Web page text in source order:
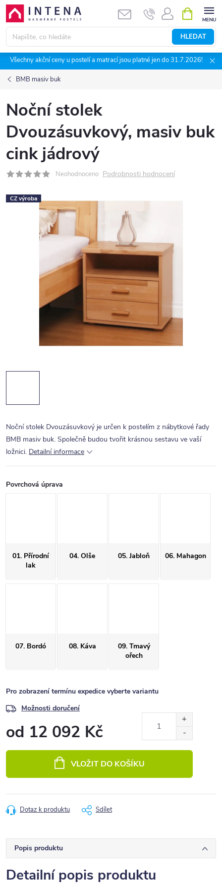
Přejít
obsah
HLEDAT
NÁKUPNÍ
KOŠÍK
Všechny akční ceny u postelí a matrací jsou platné jen do 31.7.2026!
BMB masiv buk
Noční stolek
Dvouzásuvkový, masiv buk
cink jádrový
Neohodnoceno Podrobnosti hodnocení
CZ výroba
Noční stolek Dvouzásuvkový je určen k postelím z nábytkové řady
BMB masiv buk. Společně budou tvořit krásnou sestavu ve vaší
ložnici. Detailní informace
Povrchová úprava
01. Přírodní
lak
04. Olše 05. Jabloň 06. Mahagon
07. Bordó 08. Káva
09. Tmavý
ořech
Pro zobrazení termínu expedice vyberte variantu
Možnosti doručení
od 12 092 Kč
VLOŽIT DO KOŠÍKU
Dotaz k produktu Sdílet
Popis produktu
Detailní popis produktu